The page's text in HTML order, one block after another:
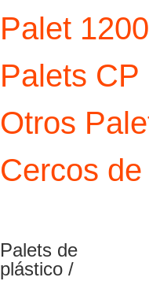
Palet
Palets CP
Otros
Cercos
Palets de
plástico /